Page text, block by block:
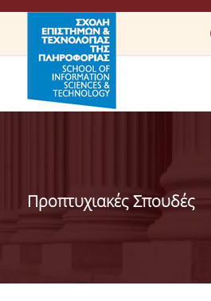
Προπτυχιακές Σπουδές